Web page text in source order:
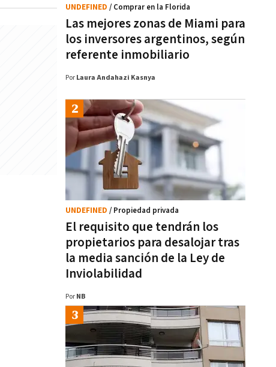
Las mejores zonas de Miami para
los inversores argentinos, según
referente inmobiliario
UNDEFINED / Comprar en la Florida
Por Laura Andahazi Kasnya
El requisito que tendrán los
propietarios para desalojar tras
la media sanción de la Ley de
Inviolabilidad
UNDEFINED / Propiedad privada
Por NB